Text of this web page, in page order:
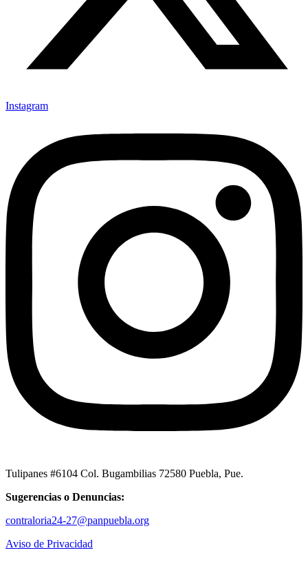
Instagram
Tulipanes #6104 Col. Bugambilias 72580 Puebla, Pue.
Sugerencias o Denuncias:
contraloria24-27@panpuebla.org
Aviso de Privacidad